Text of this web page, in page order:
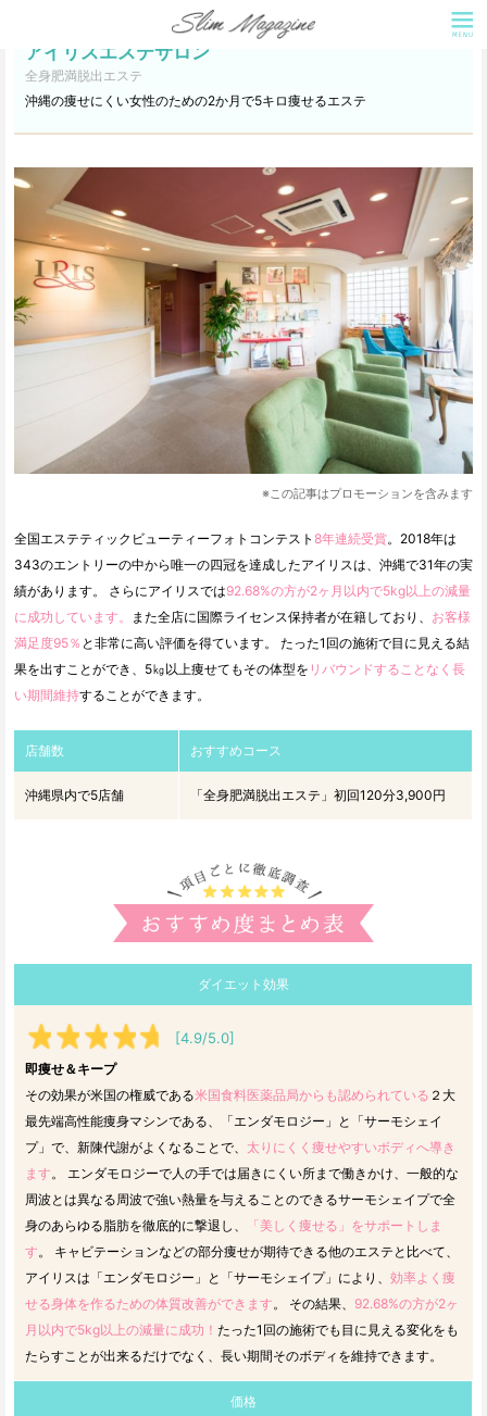
アイリスエステサロン
全身肥満脱出エステ
沖縄の痩せにくい女性のための2か月で5キロ痩せるエステ
※この記事はプロモーションを含みます
全国エステティックビューティーフォトコンテスト 8年連続受賞。2018年は
343のエントリーの中から唯一の四冠を達成したアイリスは、沖縄で31年の実
績があります。 さらにアイリスでは92.68%の方が2ヶ月以内で5kg以上の減量
に成功しています。
また全店に国際ライセンス保持者が在籍しており、 お客様
満足度95％ と非常に高い評価を得ています。 たった1回の施術で目に見える結
果を出すことができ、5㎏以上痩せてもその体型を リバウンドすることなく長
い期間維持することができます。
店舗数 おすすめコース
沖縄県内で5店舗 「全身肥満脱出エステ」初回120分3,900円
ダイエット効果
[4.9/5.0]
即痩せ＆キープ
その効果が米国の権威である米国食料医薬品局からも認められている ２大
最先端高性能痩身マシンである、「エンダモロジー」と「サーモシェイ
プ」で、新陳代謝がよくなることで、 太りにくく痩せやすいボディへ導き
ます。 エンダモロジーで人の手では届きにくい所まで働きかけ、一般的な
周波とは異なる周波で強い熱量を与えることのできるサーモシェイプで全
身のあらゆる脂肪を徹底的に撃退し、
「美しく痩せる」をサポートしま
す。 キャビテーションなどの部分痩せが期待できる他のエステと比べて、
アイリスは「エンダモロジー」と「サーモシェイプ」により、 効率よく痩
せる身体を作るための体質改善ができます。 その結果、 92.68%の方が2ヶ
月以内で5kg以上の減量に成功！ たった1回の施術でも目に見える変化をも
たらすことが出来るだけでなく、長い期間そのボディを維持できます。
価格